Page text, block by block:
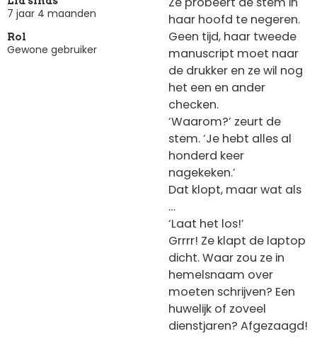
7 jaar 4 maanden
Rol
Gewone gebruiker
haar hoofd te negeren.
Geen tijd, haar tweede
manuscript moet naar
de drukker en ze wil nog
het een en ander
checken.
‘Waarom?’ zeurt de
stem. ‘Je hebt alles al
honderd keer
nagekeken.’
Dat klopt, maar wat als
…
‘Laat het los!’
Grrrr! Ze klapt de laptop
dicht. Waar zou ze in
hemelsnaam over
moeten schrijven? Een
huwelijk of zoveel
dienstjaren? Afgezaagd!